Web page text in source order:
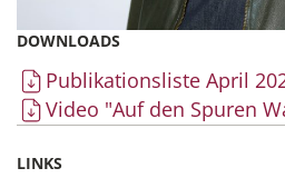
DOWNLOADS
Publikationsliste April
Video "Auf den Spuren
LINKS